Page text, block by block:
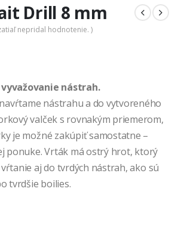
Drill 8 mm
nepridal hodnotenie. )
nástrah.
nástrahu a do vytvoreného
valček s rovnakým priemerom,
je možné zakúpiť samostatne –
ponuke. Vrták má ostrý hrot, ktorý
aj do tvrdých nástrah, ako sú
tvrdšie boilies.